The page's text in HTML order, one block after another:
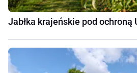
Jabłka krajeńskie pod ochroną